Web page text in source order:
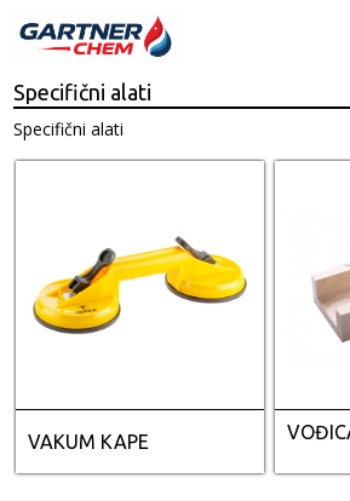
Specifični alati
Specifični alati
VAKUM KAPE